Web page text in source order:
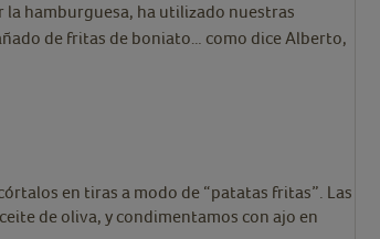
hamburguesa, ha utilizado nuestras
de fritas de boniato… como dice Alberto,
en tiras a modo de “patatas fritas”. Las
de oliva, y condimentamos con ajo en